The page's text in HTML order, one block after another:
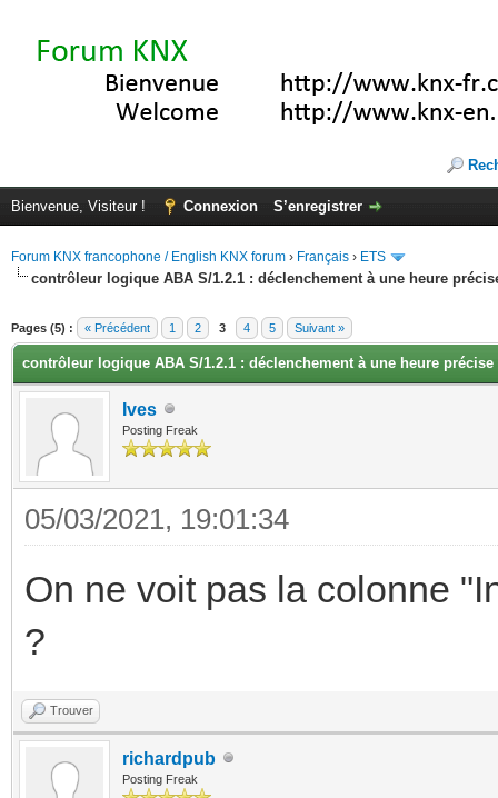
Bienvenue, Visiteur ! Connexion S’enregistrer
Forum KNX francophone / English KNX forum › Français › ETS
contrôleur logique ABA S/1.2.1 : déclenchement à une heure
Pages (5) : « Précédent 1 2 3 4 5 Suivant »
contrôleur logique ABA S/1.2.1 : déclenchement à une heure précise
Ives
Posting Freak
05/03/2021, 19:01:34
On ne voit pas la colonne
?
Trouver
richardpub
Posting Freak